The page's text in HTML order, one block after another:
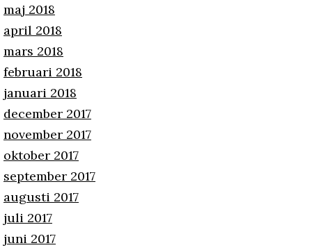
maj 2018
april 2018
mars 2018
februari 2018
januari 2018
december 2017
november 2017
oktober 2017
september 2017
augusti 2017
juli 2017
juni 2017